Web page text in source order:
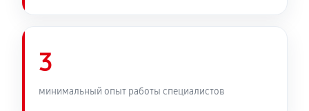
3
минимальный опыт работы специалистов